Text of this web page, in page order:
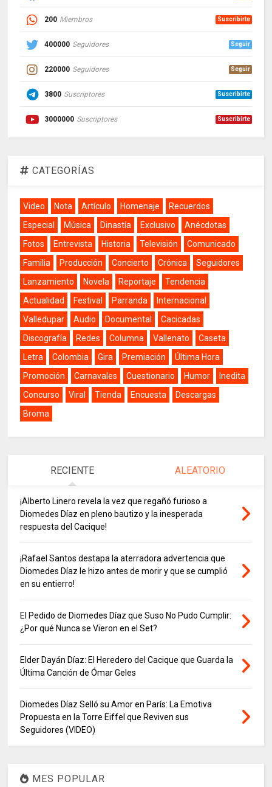
200 Miembros Suscribirte
400000 Seguidores Seguir
220000 Seguidores Seguir
3800 Suscriptores Suscribirte
3000000 Suscriptores Suscribirte
CATEGORÍAS
Video Nota Artículo Homenaje
Recuerdos
Especial
Música Dinastía Exclusivo
Anécdotas
Fotos
Entrevista Historia Televisión
Comunicado
Familia
Producción Concierto Crónica
Seguidores
Lanzamiento
Novela Reportaje
Tendencia
Actualidad
Festival Parranda
Internacional
Valledupar
Audio Documental
Cacicadas
Discografía
Redes Columna Vallenato
Caseta
Letra
Colombia Gira Premiación
Última Hora
Promoción
Carnavales Cuestionario Humor
Inedita
Concurso
Viral Tienda Encuesta
Descargas
Broma
RECIENTE ALEATORIO
¡Alberto Linero revela la vez que regañó furioso a
Diomedes Díaz en pleno bautizo y la inesperada
respuesta del Cacique!
¡Rafael Santos destapa la aterradora advertencia que
Diomedes Díaz le hizo antes de morir y que se cumplió
en su entierro!
El Pedido de Diomedes Díaz que Suso No Pudo Cumplir:
¿Por qué Nunca se Vieron en el Set?
Elder Dayán Díaz: El Heredero del Cacique que Guarda la
Última Canción de Ómar Geles
Diomedes Díaz Selló su Amor en París: La Emotiva
Propuesta en la Torre Eiffel que Reviven sus
Seguidores (VIDEO)
MES POPULAR